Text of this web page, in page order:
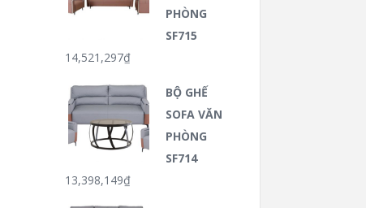
PHÒNG
SF715
14,521,297₫
BỘ GHẾ
SOFA VĂN
PHÒNG
SF714
13,398,149₫